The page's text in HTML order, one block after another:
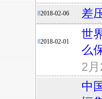
82018-02-06 差
82018-02-01
世
么
2
中